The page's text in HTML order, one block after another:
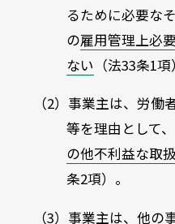
るために必要な
の雇用管理上必
ない （法33条1項
（2）事業主は、労
等を理由として
の他不利益な取
条2項）。
（3）事業主は、 他の